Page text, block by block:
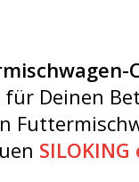
für Deinen